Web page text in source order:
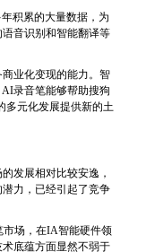
积累的大量数据，为
音识别和智能翻译等
业化变现的能力。智
录音笔能够帮助搜狗
多元化发展提供新的土
发展相对比较安逸，
力，已经引起了竞争
场，在IA智能硬件领
底蕴方面显然不弱于